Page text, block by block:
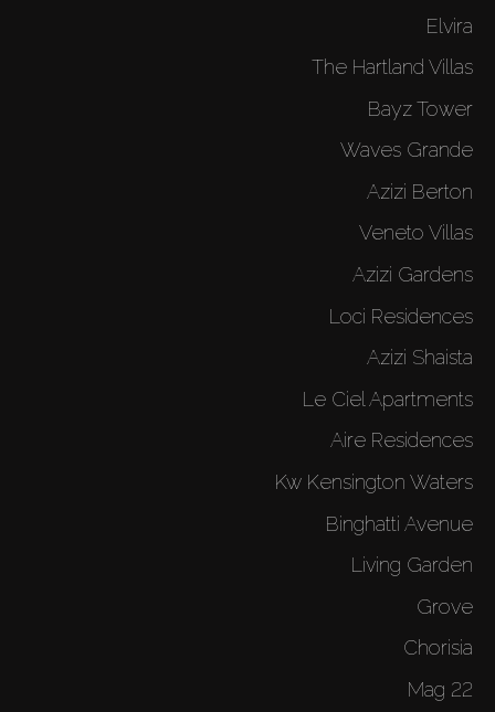
Elvira
The Hartland Villas
Bayz Tower
Waves Grande
Azizi Berton
Veneto Villas
Azizi Gardens
Loci Residences
Azizi Shaista
Le Ciel Apartments
Aire Residences
Kw Kensington Waters
Binghatti Avenue
Living Garden
Grove
Chorisia
Mag 22